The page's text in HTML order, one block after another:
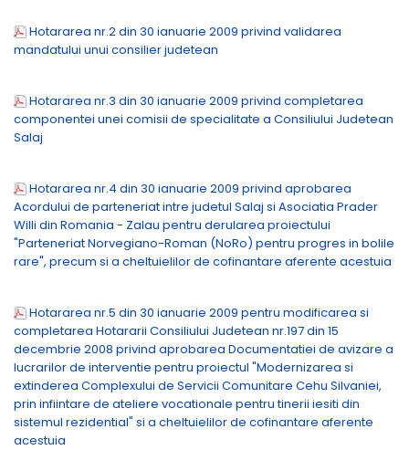
Hotararea nr.2 din 30 ianuarie 2009 privind validarea
mandatului unui consilier judetean
Hotararea nr.3 din 30 ianuarie 2009 privind completarea
componentei unei comisii de specialitate a Consiliului Judetean
Salaj
Hotararea nr.4 din 30 ianuarie 2009 privind aprobarea
Acordului de parteneriat intre judetul Salaj si Asociatia Prader
Willi din Romania - Zalau pentru derularea proiectului
"Parteneriat Norvegiano-Roman (NoRo) pentru progres in bolile
rare", precum si a cheltuielilor de cofinantare aferente acestuia
Hotararea nr.5 din 30 ianuarie 2009 pentru modificarea si
completarea Hotararii Consiliului Judetean nr.197 din 15
decembrie 2008 privind aprobarea Documentatiei de avizare a
lucrarilor de interventie pentru proiectul "Modernizarea si
extinderea Complexului de Servicii Comunitare Cehu Silvaniei,
prin infiintare de ateliere vocationale pentru tinerii iesiti din
sistemul rezidential" si a cheltuielilor de cofinantare aferente
acestuia